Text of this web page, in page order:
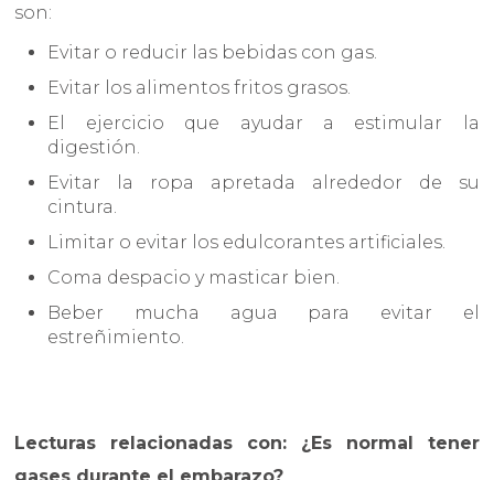
son:
Evitar o reducir las bebidas con gas.
Evitar los alimentos fritos grasos.
El ejercicio que ayudar a estimular la
digestión.
Evitar la ropa apretada alrededor de su
cintura.
Limitar o evitar los edulcorantes artificiales.
Coma despacio y masticar bien.
Beber mucha agua para evitar el
estreñimiento.
Lecturas relacionadas con: ¿Es normal tener